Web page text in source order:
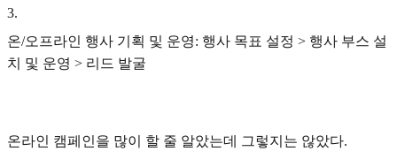
3.
온/오프라인 행사 기획 및 운영: 행사 목표 설정 > 행사 부스 설
치 및 운영 > 리드 발굴
온라인 캠페인을 많이 할 줄 알았는데 그렇지는 않았다.